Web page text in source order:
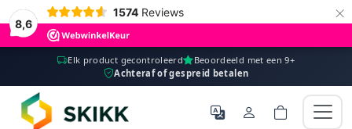
8,6
1574 Reviews ×
Elk product gecontroleerd
Beoordeeld met een 9+
Achteraf of gespreid betalen